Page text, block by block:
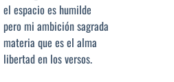
el espacio es humilde
pero mi ambición sagrada
materia que es el alma
libertad en los versos.